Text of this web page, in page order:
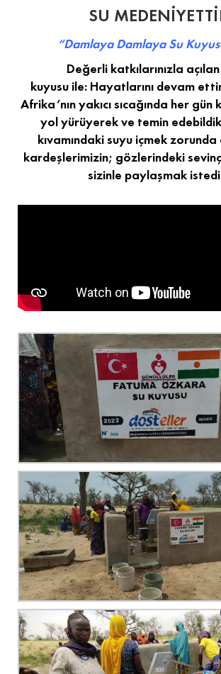
SU
“Damlaya Damlaya Su
Değerli katkılarınızla
kuyusu ile: Hayatlarını devam
Afrika’nın yakıcı sıcağında her
yol yürüyerek ve temin
kıvamındaki suyu içmek
kardeşlerimizin; gözlerindeki
sizinle paylaşmak